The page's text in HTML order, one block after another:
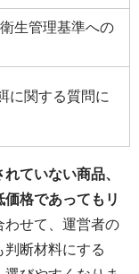
生管理基準への
に関する質問に
ていない商品、
格であってもリ
わせて、運営者の
判断材料にする